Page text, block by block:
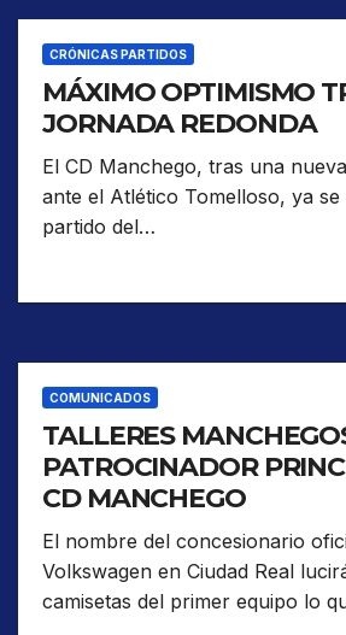
CRÓNICAS PARTIDOS
MÁXIMO OPTIMISMO
JORNADA REDONDA
El CD Manchego, tras una
ante el Atlético Tomelloso, ya
partido del…
COMUNICADOS
TALLERES
PATROCINADOR
CD MANCHEGO
El nombre del concesionario
Volkswagen en Ciudad Real
camisetas del primer equipo lo